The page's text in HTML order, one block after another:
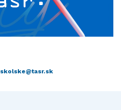
skolske@tasr.sk